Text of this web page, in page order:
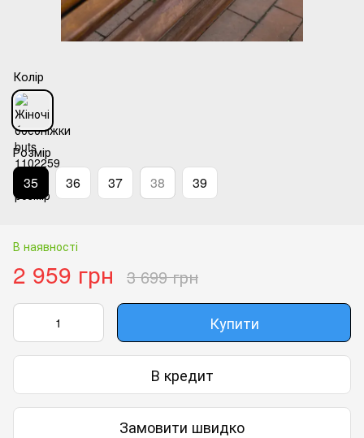
Колір
Розмір
35 36 37 38 39
В наявності
2 959 грн 3 699 грн
Купити
В кредит
Замовити швидко